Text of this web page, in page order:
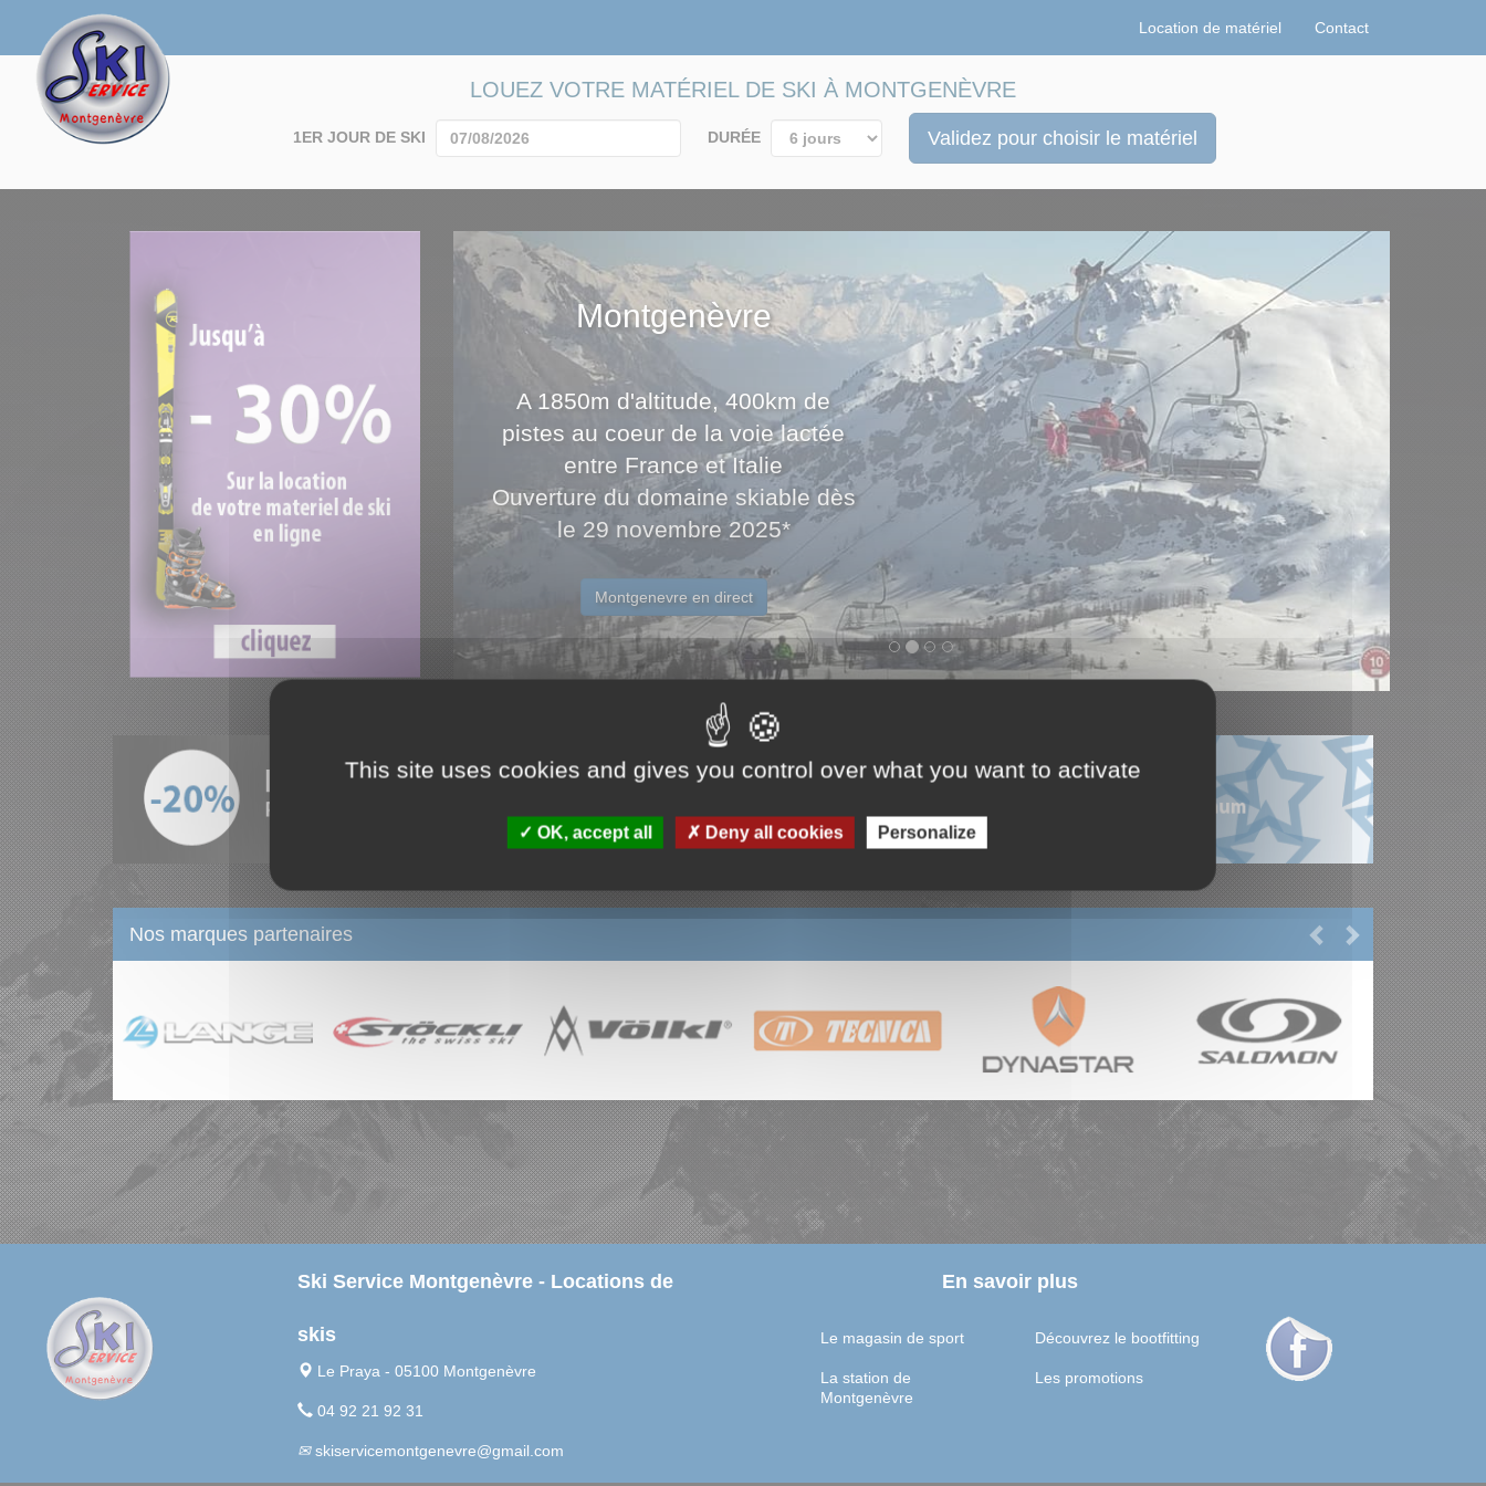
Location de matériel Contact
LOUEZ VOTRE MATÉRIEL DE SKI À MONTGENÈVRE
1ER JOUR DE SKI DURÉE Validez pour choisir le matériel
Montgenèvre
A 1850m d'altitude, 400km de
pistes au coeur de la voie lactée
entre France et Italie
Ouverture du domaine skiable dès
le 29 novembre 2025*
Montgenevre en direct
Nos marques partenaires
Ski Service Montgenèvre - Locations de
skis
Le Praya - 05100 Montgenèvre
04 92 21 92 31
skiservicemontgenevre@gmail.com
En savoir plus
Le magasin de sport
La station de
Montgenèvre
Découvrez le bootfitting
Les promotions
This site uses cookies and gives you control over what you want to activate
OK, accept all Deny all cookies Personalize